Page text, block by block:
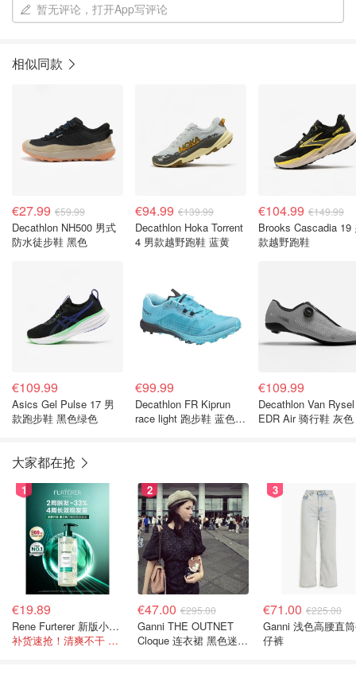
暂无评论，打开App写评论
相似同款
€27.99 €59.99
Decathlon NH500 男式
防水徒步鞋 黑色
€94.99 €139.99
Decathlon Hoka Torrent
4 男款越野跑鞋 蓝黄
€104.99 €149.99
Brooks Cascadia 19
款越野跑鞋
€109.99
Asics Gel Pulse 17 男
款跑步鞋 黑色绿色
€99.99
Decathlon FR Kiprun
race light 跑步鞋 蓝色
€109.99
Decathlon Van Rysel
EDR Air 骑行鞋 灰色
大家都在抢
1
€19.89
Rene Furterer 新版小白珠洗发水 500ml
补货速抢！清爽不干 蓬松强韧秀发
2
€47.00 €295.00
Ganni THE OUTNET
Cloque 连衣裙 黑色迷你
3
€71.00 €225.00
Ganni 浅色高腰直
仔裤